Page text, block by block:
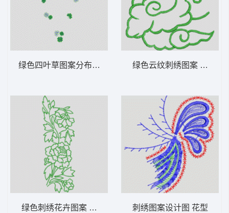
绿色四叶草图案分布图 花型
绿色刺绣花卉图案 花型
绿色云纹刺绣图案 花型
刺绣图案设计图 花型